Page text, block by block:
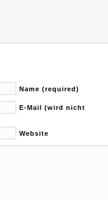
Name (required)
E-Mail (wird nicht
Website